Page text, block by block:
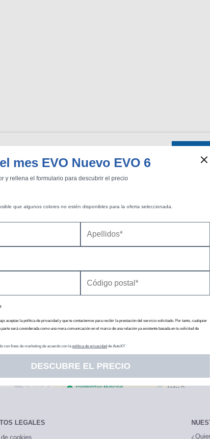
seleccionada)
91
LEGALES
cookies
parte será considerada como una mera comunicación en el marco de una relación ya existente basada en tu solicitud de